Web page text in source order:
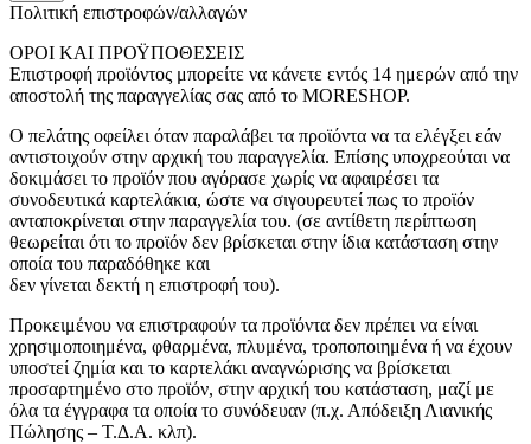
Πολιτική επιστροφών/αλλαγών
ΟΡΟΙ ΚΑΙ ΠΡΟΫΠΟΘΕΣΕΙΣ
Επιστροφή προϊόντος μπορείτε να κάνετε εντός 14 ημερών από την
αποστολή της παραγγελίας σας από το MORESHOP.
Ο πελάτης οφείλει όταν παραλάβει τα προϊόντα να τα ελέγξει εάν
αντιστοιχούν στην αρχική του παραγγελία. Επίσης υποχρεούται να
δοκιμάσει το προϊόν που αγόρασε χωρίς να αφαιρέσει τα
συνοδευτικά καρτελάκια, ώστε να σιγουρευτεί πως το προϊόν
ανταποκρίνεται στην παραγγελία του. (σε αντίθετη περίπτωση
θεωρείται ότι το προϊόν δεν βρίσκεται στην ίδια κατάσταση στην
οποία του παραδόθηκε και
δεν γίνεται δεκτή η επιστροφή του).
Προκειμένου να επιστραφούν τα προϊόντα δεν πρέπει να είναι
χρησιμοποιημένα, φθαρμένα, πλυμένα, τροποποιημένα ή να έχουν
υποστεί ζημία και το καρτελάκι αναγνώρισης να βρίσκεται
προσαρτημένο στο προϊόν, στην αρχική του κατάσταση, μαζί με
όλα τα έγγραφα τα οποία το συνόδευαν (π.χ. Απόδειξη Λιανικής
Πώλησης – Τ.Δ.Α. κλπ).